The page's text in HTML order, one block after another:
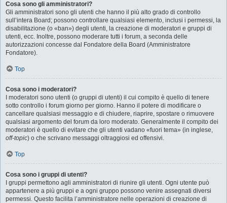
Cosa sono gli amministratori?
Gli amministratori sono gli utenti che hanno il più alto grado di controllo
sull’intera Board; possono controllare qualsiasi elemento, inclusi i permessi, la
disabilitazione (o «ban») degli utenti, la creazione di moderatori e gruppi di
utenti, ecc. Inoltre, possono moderare tutti i forum, a seconda delle
autorizzazioni concesse dal Fondatore della Board (Amministratore
Fondatore).
Top
Cosa sono i moderatori?
I moderatori sono utenti (o gruppi di utenti) il cui compito è quello di tenere
sotto controllo i forum giorno per giorno. Hanno il potere di modificare o
cancellare qualsiasi messaggio e di chiudere, riaprire, spostare o rimuovere
qualsiasi argomento del forum da loro moderato. Generalmente il compito dei
moderatori è quello di evitare che gli utenti vadano «fuori tema» (in inglese,
off-topic) o che scrivano messaggi oltraggiosi ed offensivi.
Top
Cosa sono i gruppi di utenti?
I gruppi permettono agli amministratori di riunire gli utenti. Ogni utente può
appartenere a più gruppi e a ogni gruppo possono venire assegnati diversi
permessi. Questo facilita l’amministratore nelle operazioni di creazione di